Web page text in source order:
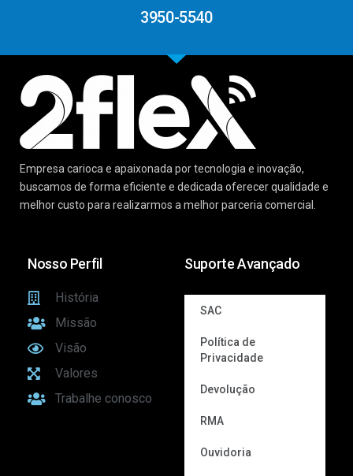
3950-5540
Empresa carioca e apaixonada por tecnologia e inovação,
buscamos de forma eficiente e dedicada oferecer qualidade e
melhor custo para realizarmos a melhor parceria comercial.
Nosso Perfil
História
Missão
Visão
Valores
Trabalhe conosco
Suporte Avançado
SAC
Política de
Privacidade
Devolução
RMA
Ouvidoria